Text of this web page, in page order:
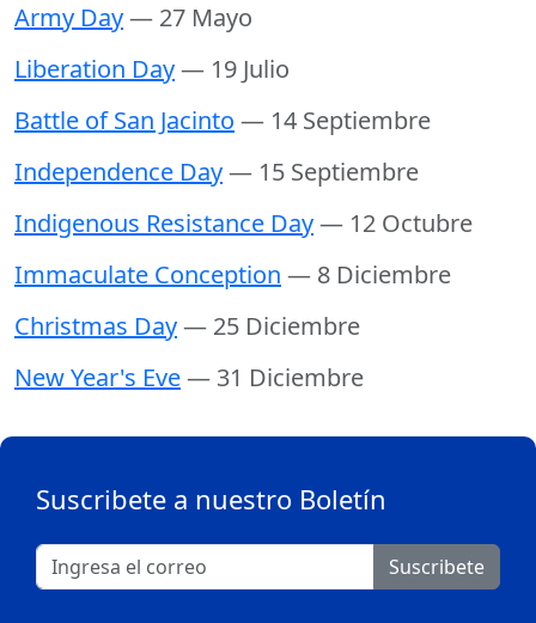
Army Day— 27 Mayo
Liberation Day— 19 Julio
Battle of San Jacinto — 14 Septiembre
Independence Day— 15 Septiembre
Indigenous Resistance Day— 12 Octubre
Immaculate Conception — 8 Diciembre
Christmas Day— 25 Diciembre
New Year's Eve— 31 Diciembre
Suscribete a nuestro Boletín
Suscribete